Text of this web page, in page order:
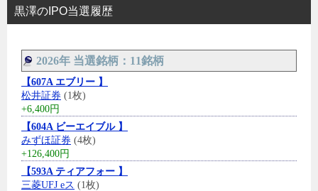
黒澤のIPO当選履歴
2026年 当選銘柄：11銘柄
【607A エブリー 】
松井証券 (1枚)
+6,400円
【604A ビーエイブル 】
みずほ証券 (4枚)
+126,400円
【593A ティアフォー 】
三菱UFJ eス (1枚)